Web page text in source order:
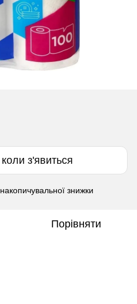
з'явиться
знижки
Порівняти